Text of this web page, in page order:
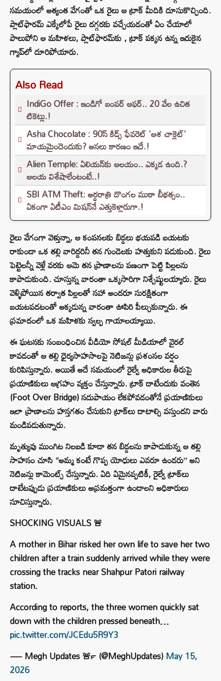
సమయంలో అత్యంత వేగంతో ఒక రైలు ఆ ట్రాక్ మీదికి దూసుకొచ్చింది.
ప్లాట్‌ఫారమ్ ఎక్కేలోపే రైలు దగ్గరకు వచ్చేయడంతో ఏం చేయాలో
పాలుపోని ఆ మహిళలు, ప్లాట్‌ఫారమ్‌కు , ట్రాక్ పక్కన ఉన్న ఇరుకైన
గ్యాప్‌లో దూరిపోయారు.
Also Read
IndiGo Offer : ఇండిగో బంపర్ ఆఫర్.. 20 వేల ఉచిత
టికెట్లు.!
Asha Chocolate : 90స్ కిడ్స్ ఫేవరెట్ 'ఆశ చాక్లెట్'
మాయమైందెందుకు? అసలు కారణం ఇదే.!
Alien Temple: ఏలియన్⁭కు ఆలయం.. ఎక్కడ ఉంది.?
ఆలయ విశేషాలేంటంటే..!
SBI ATM Theft: అర్ధరాత్రి దొంగల ముఠా బీభత్సం..
ఏకంగా ఏటీఎం మిషన్‌నే ఎత్తుకెళ్లారుగా.!
రైలు వేగంగా వెళ్తున్నా, ఆ కంపనలకు బిడ్డలు భయపడి బయటకు
రాకుండా ఒక తల్లి వారిద్దరినీ తన గుండెలకు హత్తుకుని పడుకుంది. రైలు
పెట్టెలన్నీ వెళ్లే వరకు ఆమె తన ప్రాణాలను పణంగా పెట్టి పిల్లలను
కాపాడుకుంది. చూస్తున్న వారంతా ఒక్కసారిగా నిశ్చేష్టులయ్యారు. రైలు
వెళ్ళిపోయిన తర్వాత పిల్లలతో సహా అందరూ సురక్షితంగా
బయటపడటంతో అక్కడున్న వారంతా ఊపిరి పీల్చుకున్నారు. ఈ
ప్రమాదంలో ఒక మహిళకు స్వల్ప గాయాలయ్యాయి.
ఈ ఘటనకు సంబంధించిన వీడియో సోషల్ మీడియాలో వైరల్
కావడంతో ఆ తల్లి ధైర్యసాహసాలపై నెటిజన్లు ప్రశంసల వర్షం
కురిపిస్తున్నారు. అయితే అదే సమయంలో రైల్వే అధికారుల తీరుపై
ప్రయాణికులు ఆగ్రహం వ్యక్తం చేస్తున్నారు. ట్రాక్ దాటేందుకు వంతెన
(Foot Over Bridge) సదుపాయం లేకపోవడంతోనే ప్రయాణికులు
ఇలా ప్రాణాలను హస్తగతం చేసుకుని ట్రాక్‌లు దాటాల్సి వస్తుందని వారు
మండిపడుతున్నారు.
మృత్యువు ముంగిట నిలబడి కూడా తన బిడ్డలను కాపాడుకున్న ఆ తల్లి
సాహసం చూసి “అమ్మ కంటే గొప్ప యోధులు ఎవరూ ఉండరు” అని
నెటిజన్లు కామెంట్స్ చేస్తున్నారు. ఏది ఏమైనప్పటికీ, రైల్వే ట్రాక్‌లు
దాటేటప్పుడు ప్రయాణికులు అప్రమత్తంగా ఉండాలని అధికారులు
సూచిస్తున్నారు.
SHOCKING VISUALS 🚨
A mother in Bihar risked her own life to save her two
children after a train suddenly arrived while they were
crossing the tracks near Shahpur Patori railway
station.
According to reports, the three women quickly sat
down with the children pressed beneath…
pic.twitter.com/JCEdu5R9Y3
— Megh Updates 🚨™ (@MeghUpdates)May 15,
2026